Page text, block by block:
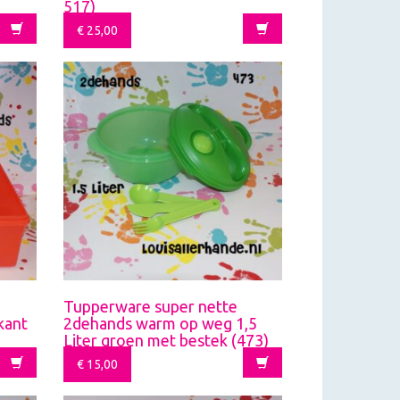
517)
€25,00
Tupperware super nette
2dehands warm op weg 1,5
Liter groen met bestek (473)
€15,00